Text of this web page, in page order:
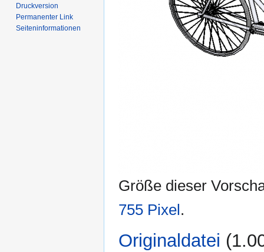
Größe dieser
755 Pixel.
Originaldatei
Druckversion
Permanenter Link
Seiten­informationen